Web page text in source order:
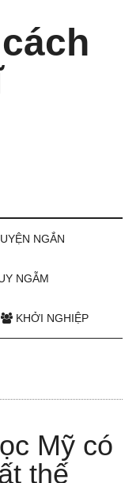
NGẮN
NGẪM
KHỞI NGHIỆP
Mỹ có
thế